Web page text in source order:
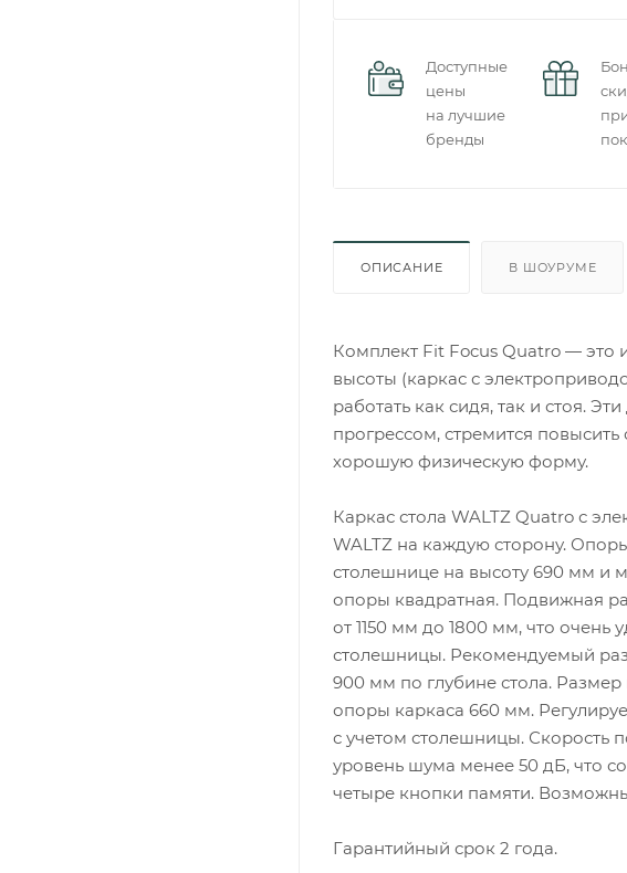
Доступные
цены
на лучшие
бренды
ОПИСАНИЕ В ШОУРУМЕ
Комплект Fit Focus Quatro — это
высоты (каркас с
работать как сидя, так и стоя.
прогрессом, стремится
хорошую физическую форму.
Каркас стола WALTZ Quatro с
WALTZ на каждую сторону.
столешнице на высоту 690 мм и
опоры квадратная. Подвижная
от 1150 мм до 1800 мм, что
столешницы. Рекомендуемый
900 мм по глубине стола.
опоры каркаса 660 мм.
с учетом столешницы. Скорость
уровень шума менее 50 дБ, что
четыре кнопки памяти.
Гарантийный срок 2 года.